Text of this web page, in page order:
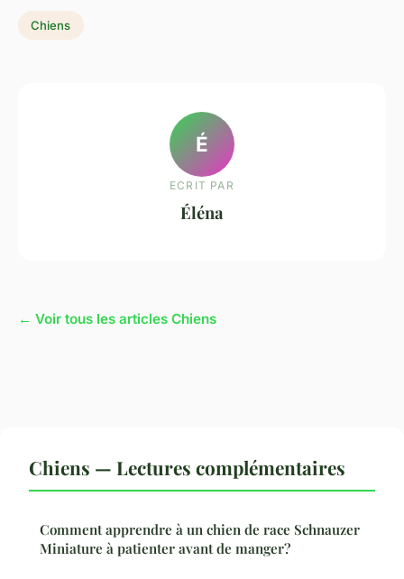
Chiens
É
ECRIT PAR
Éléna
← Voir tous les articles Chiens
Chiens — Lectures complémentaires
Comment apprendre à un chien de race Schnauzer
Miniature à patienter avant de manger?